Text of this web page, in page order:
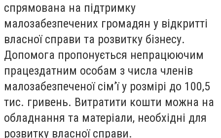
спрямована на підтримку
малозабезпечених громадян у відкритті
власної справи та розвитку бізнесу.
Допомога пропонується непрацюючим
працездатним особам з числа членів
малозабезпеченої сім’ї у розмірі до 100,5
тис. гривень. Витратити кошти можна на
обладнання та матеріали, необхідні для
розвитку власної справи.